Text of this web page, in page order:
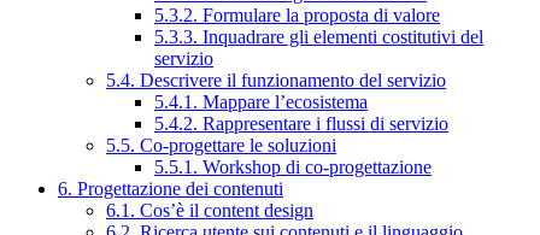
5.3.2. Formulare la proposta di valore
5.3.3. Inquadrare gli elementi costitutivi del
servizio
5.4. Descrivere il funzionamento del servizio
5.4.1. Mappare l’ecosistema
5.4.2. Rappresentare i flussi di servizio
5.5. Co-progettare le soluzioni
5.5.1. Workshop di co-progettazione
6. Progettazione dei contenuti
6.1. Cos’è il content design